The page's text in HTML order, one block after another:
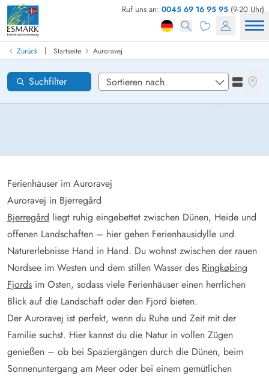
Ruf uns an: 0045 69 16 95 95 (9-20 Uhr)
Zurück | Startseite Auroravej
Auroravej
Ferienhäuser im Auroravej
Auroravej in Bjerregård
Bjerregård liegt ruhig eingebettet zwischen Dünen, Heide und
offenen Landschaften – hier gehen Ferienhausidylle und
Naturerlebnisse Hand in Hand. Du wohnst zwischen der rauen
Nordsee im Westen und dem stillen Wasser des Ringkøbing
Fjords im Osten, sodass viele Ferienhäuser einen herrlichen
Blick auf die Landschaft oder den Fjord bieten.
Der Auroravej ist perfekt, wenn du Ruhe und Zeit mit der
Familie suchst. Hier kannst du die Natur in vollen Zügen
genießen – ob bei Spaziergängen durch die Dünen, beim
Sonnenuntergang am Meer oder bei einem gemütlichen
Suchfilter
Ferienhaus in Dänemark finden
Anreise
Gebiete